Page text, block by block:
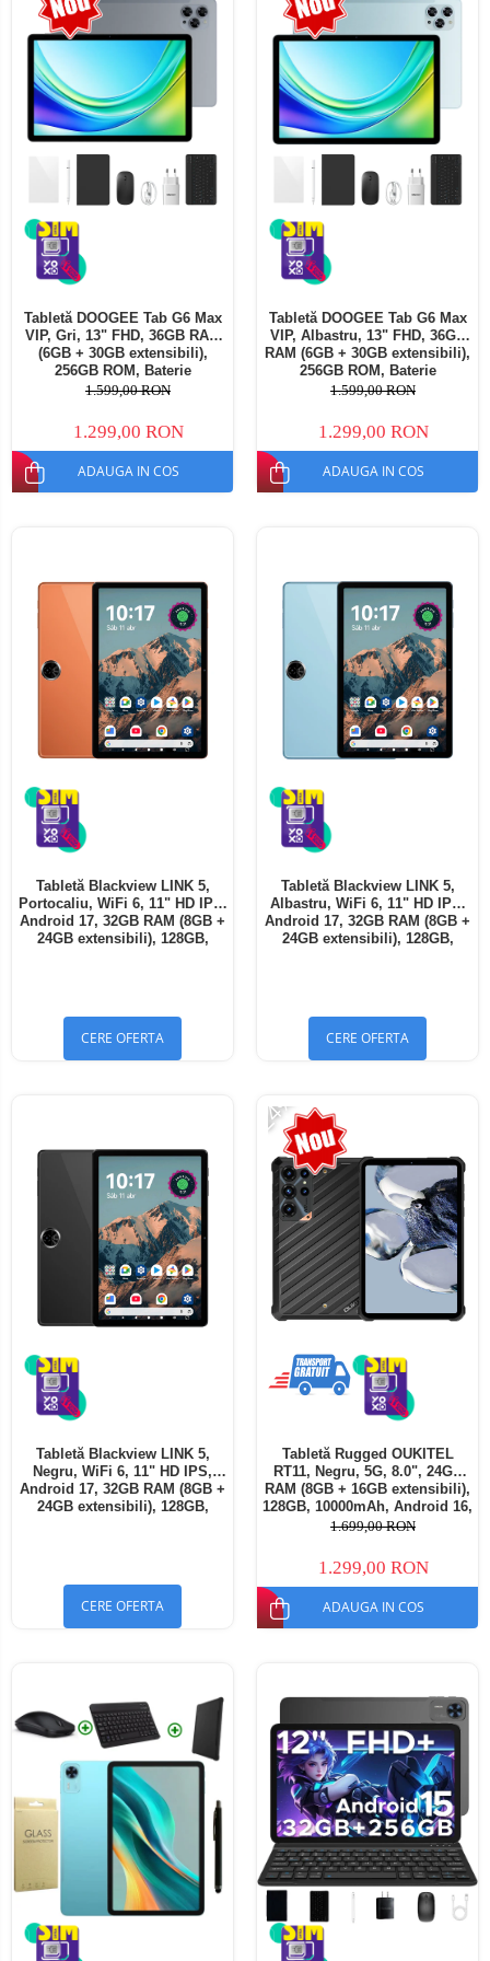
Telefoane mobile Ulefone
Telefoane mobile Unihertz
Telefoane mobile Cubot
Telefoane mobile Blackview
Telefoane mobile OSCAL
Telefoane mobile Fossibot
Telefoane mobile Lagenio
Telefoane mobile Samsung
Telefoane mobile iSEN
Telefoane mobile HUAWEI
Telefoane mobile iHunt
Telefoane mobile Xiaomi
Telefoane mobile Realme
Telefoane mobile ZTE Nubia
Tabletă DOOGEE Tab G6 Max
VIP, Gri, 13" FHD, 36GB RAM
(6GB + 30GB extensibili),
256GB ROM, Baterie
10800mAh, Android, Wi-Fi
1.599,00 RON
1.299,00 RON
ADAUGA IN COS
Tabletă DOOGEE Tab G6 Max
VIP, Albastru, 13" FHD, 36GB
RAM (6GB + 30GB extensibili),
256GB ROM, Baterie
10800mAh, Android, Wi-Fi
1.599,00 RON
1.299,00 RON
ADAUGA IN COS
Tabletă Blackview LINK 5,
Portocaliu, WiFi 6, 11" HD IPS,
Android 17, 32GB RAM (8GB +
24GB extensibili), 128GB,
CERE OFERTA
Tabletă Blackview LINK 5,
Albastru, WiFi 6, 11" HD IPS,
Android 17, 32GB RAM (8GB +
24GB extensibili), 128GB,
CERE OFERTA
Tabletă Blackview LINK 5,
Negru, WiFi 6, 11" HD IPS,
Android 17, 32GB RAM (8GB +
24GB extensibili), 128GB,
CERE OFERTA
-24%
Tabletă Rugged OUKITEL
RT11, Negru, 5G, 8.0", 24GB
RAM (8GB + 16GB extensibili),
128GB, 10000mAh, Android 16,
Cameră 16MP AI, Dock
1.699,00 RON
1.299,00 RON
ADAUGA IN COS